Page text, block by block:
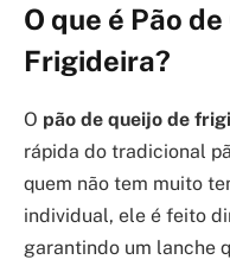
O que é Pão
Frigideira?
O pão de queijo de
rápida do tradicional
quem não tem muito
individual, ele é feito
garantindo um lanche